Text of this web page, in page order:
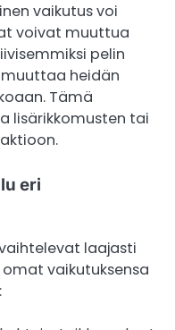
vaikutus voi
voivat muuttua
pelin
heidän
Tämä
lisärikkomusten tai
eri
laajasti
vaikutuksensa